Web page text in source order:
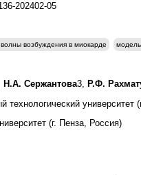
202402-05
возбуждения в миокарде
Н.А. Сержантова3, Р.Ф.
технологический университет
(г. Пенза, Россия)